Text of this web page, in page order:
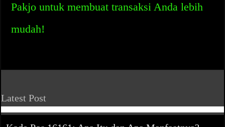
Pakjo untuk membuat transaksi Anda lebih
mudah!
Latest Post